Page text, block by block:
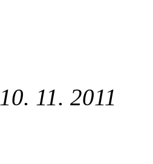
10. 11. 2011